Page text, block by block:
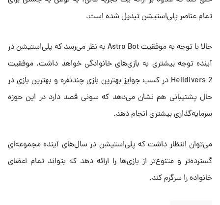
تمام عناصر پلی‌استیشن تبدیل شده است.
حالا با توجه به موفقیت Astro Bot به نظر می‌رسد که پلی‌استیشن در
آینده توجه بیشتری به بازی‌های خانوادگی خواهد داشت. موفقیت
Helldivers 2 در کسب جوایز بهترین بازی چندنفره و بهترین بازی در
حال پشتیبانی هم نشان می‌دهد که سونی قصد دارد در این حوزه‌
سرمایه‌گذاری بیشتری انجام دهد.
می‌توان انتظار داشت که پلی‌استیشن در سال‌های آینده مجموعه‌ای
گسترده‌تر و متنوع‌تر از بازی‌ها را ارائه دهد که بتواند تمام اعضای
خانواده را سرگرم کند.